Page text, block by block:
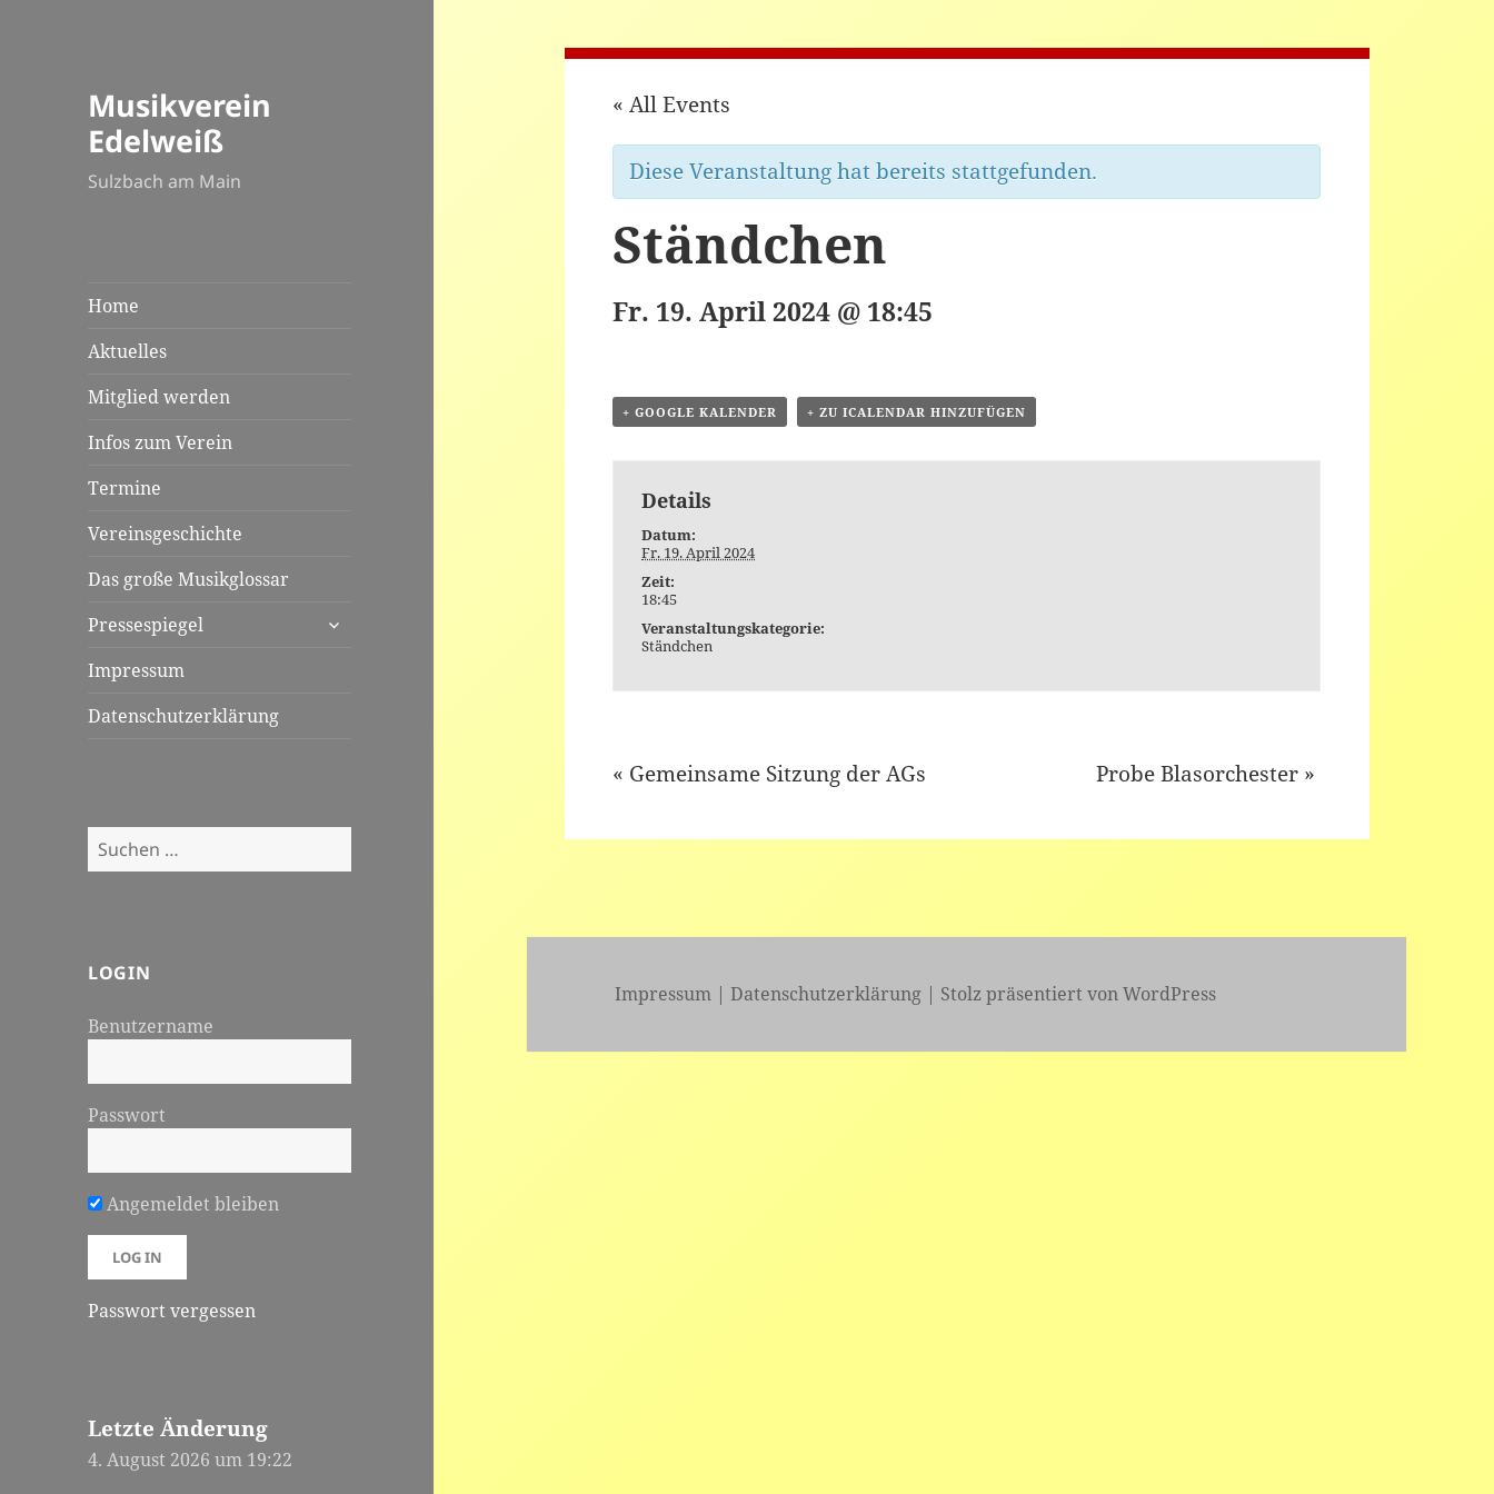
Musikverein
Edelweiß
Sulzbach am Main
Home
Aktuelles
Mitglied werden
Infos zum Verein
Termine
Vereinsgeschichte
Das große Musikglossar
Pressespiegel
untermenü
Impressum
Datenschutzerklärung
Suchen
nach:
LOGIN
Benutzername
Passwort
Angemeldet bleiben
Passwort vergessen
Letzte Änderung
4. August 2026 um 19:22
« All Events
Diese Veranstaltung hat bereits stattgefunden.
Ständchen
Fr. 19. April 2024 @ 18:45
+ GOOGLE KALENDER + ZU ICALENDAR HINZUFÜGEN
Details
Datum:
Fr. 19. April 2024
Zeit:
18:45
Veranstaltungskategorie:
Ständchen
Event
« Gemeinsame Sitzung der AGs Probe Blasorchester »
Impressum |Datenschutzerklärung | Stolz präsentiert von WordPress